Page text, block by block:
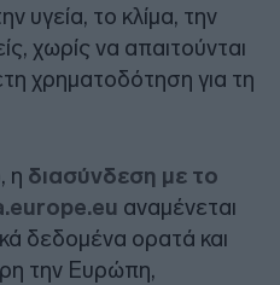
υγεία, το κλίμα, την
χωρίς να απαιτούνται
χρηματοδότηση για τη
η διασύνδεση με το
αναμένεται
δεδομένα ορατά και
την Ευρώπη,